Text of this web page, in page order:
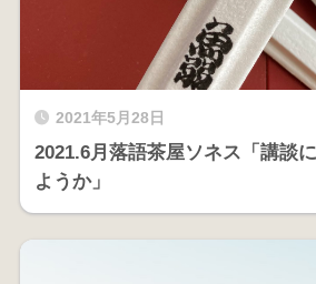
2021年5月28日
2021.6月落語茶屋ソネス「講談
ようか」